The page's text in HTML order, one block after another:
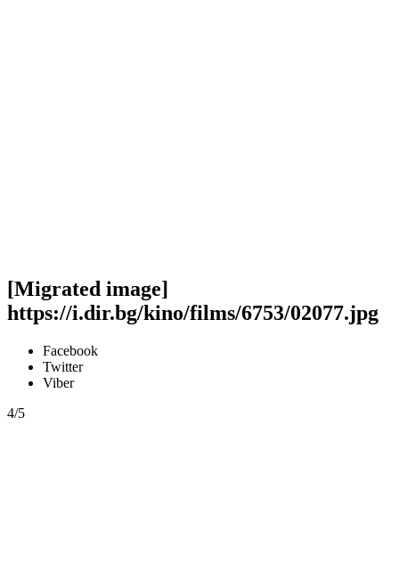
[Migrated image]
https://i.dir.bg/kino/films/6753/02077.jpg
Facebook
Twitter
Viber
4/5